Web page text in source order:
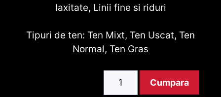
laxitate, Linii fine si riduri
Tipuri de ten: Ten Mixt, Ten Uscat, Ten
Normal, Ten Gras
Obagi
Cumpara